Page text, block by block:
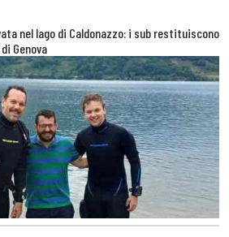
nel lago di Caldonazzo: i sub restituiscono
Genova